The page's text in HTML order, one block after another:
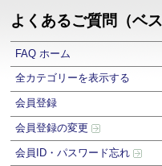
よくあるご質問（ベ
FAQ ホーム
全カテゴリーを表示する
会員登録
会員登録の変更
会員ID・パスワード忘れ